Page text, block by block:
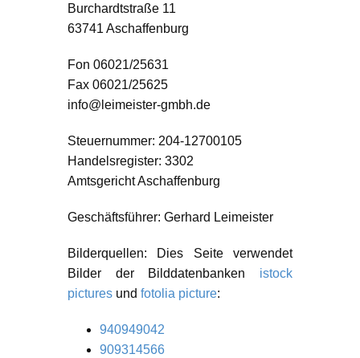
Burchardtstraße 11
63741 Aschaffenburg
Fon 06021/25631
Fax 06021/25625
info@leimeister-gmbh.de
Steuernummer: 204-12700105
Handelsregister: 3302
Amtsgericht Aschaffenburg
Geschäftsführer: Gerhard Leimeister
Bilderquellen: Dies Seite verwendet
Bilder der Bilddatenbanken istock
pictures und fotolia picture:
940949042
909314566